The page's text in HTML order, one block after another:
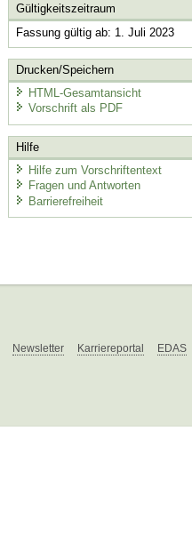
Gültigkeitszeitraum
Fassung gültig ab: 1. Juli 2023
Drucken/Speichern
HTML-Gesamtansicht
Vorschrift als PDF
Hilfe
Hilfe zum Vorschriftentext
Fragen und Antworten
Barrierefreiheit
Newsletter Karriereportal EDAS